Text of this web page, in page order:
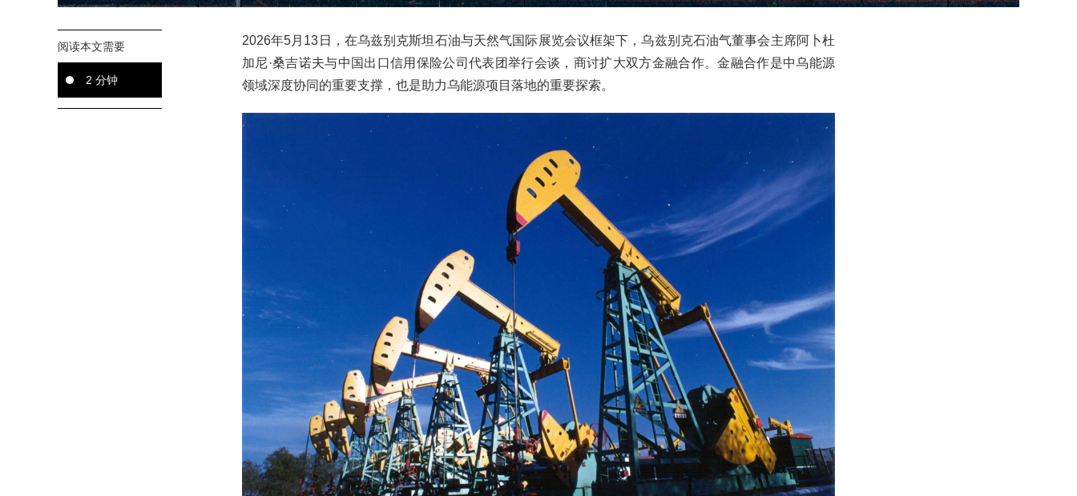
阅读本文需要
2 分钟
2026年5月13日，在乌兹别克斯坦石油与天然气国际展览会议框架下，乌兹别克石油气董事会主席阿卜杜
加尼·桑吉诺夫与中国出口信用保险公司代表团举行会谈，商讨扩大双方金融合作。金融合作是中乌能源
领域深度协同的重要支撑，也是助力乌能源项目落地的重要探索。